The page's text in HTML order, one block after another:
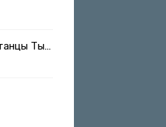
Танцы мы устроим танцы Ты такая классная